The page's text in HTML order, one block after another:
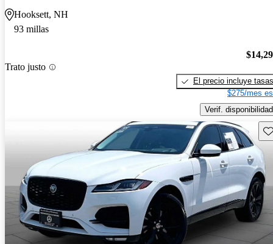
Hooksett, NH
93 millas
Trato justo
El precio incluye tasas
$275/mes
Verif. disponibilidad